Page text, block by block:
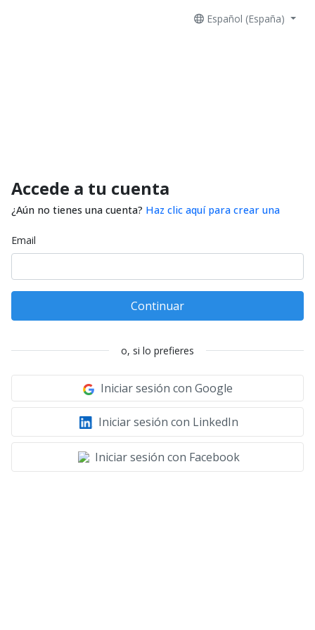
Español (España)
Accede a tu cuenta
¿Aún no tienes una cuenta? Haz clic aquí para crear una
Email
Continuar
o, si lo prefieres
Iniciar sesión con Google
Iniciar sesión con LinkedIn
Iniciar sesión con Facebook